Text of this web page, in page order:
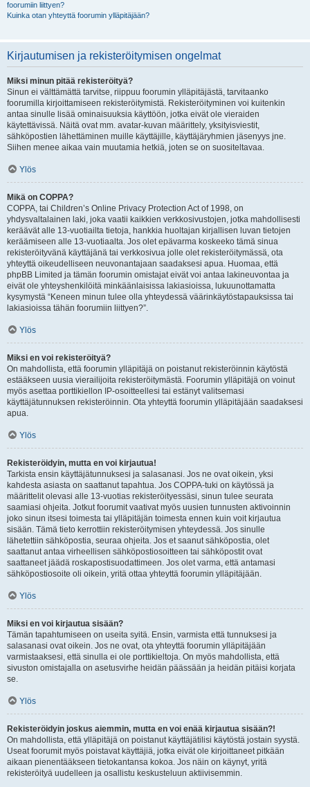
foorumiin liittyen?
Kuinka otan yhteyttä foorumin ylläpitäjään?
Kirjautumisen ja rekisteröitymisen ongelmat
Miksi minun pitää rekisteröityä?
Sinun ei välttämättä tarvitse, riippuu foorumin ylläpitäjästä, tarvitaanko
foorumilla kirjoittamiseen rekisteröitymistä. Rekisteröityminen voi kuitenkin
antaa sinulle lisää ominaisuuksia käyttöön, jotka eivät ole vieraiden
käytettävissä. Näitä ovat mm. avatar-kuvan määrittely, yksityisviestit,
sähköpostien lähettäminen muille käyttäjille, käyttäjäryhmien jäsenyys jne.
Siihen menee aikaa vain muutamia hetkiä, joten se on suositeltavaa.
Ylös
Mikä on COPPA?
COPPA, tai Children’s Online Privacy Protection Act of 1998, on
yhdysvaltalainen laki, joka vaatii kaikkien verkkosivustojen, jotka mahdollisesti
keräävät alle 13-vuotiailta tietoja, hankkia huoltajan kirjallisen luvan tietojen
keräämiseen alle 13-vuotiaalta. Jos olet epävarma koskeeko tämä sinua
rekisteröityvänä käyttäjänä tai verkkosivua jolle olet rekisteröitymässä, ota
yhteyttä oikeudelliseen neuvonantajaan saadaksesi apua. Huomaa, että
phpBB Limited ja tämän foorumin omistajat eivät voi antaa lakineuvontaa ja
eivät ole yhteyshenkilöitä minkäänlaisissa lakiasioissa, lukuunottamatta
kysymystä “Keneen minun tulee olla yhteydessä väärinkäytöstapauksissa tai
lakiasioissa tähän foorumiin liittyen?”.
Ylös
Miksi en voi rekisteröityä?
On mahdollista, että foorumin ylläpitäjä on poistanut rekisteröinnin käytöstä
estääkseen uusia vierailijoita rekisteröitymästä. Foorumin ylläpitäjä on voinut
myös asettaa porttikiellon IP-osoitteellesi tai estänyt valitsemasi
käyttäjätunnuksen rekisteröinnin. Ota yhteyttä foorumin ylläpitäjään saadaksesi
apua.
Ylös
Rekisteröidyin, mutta en voi kirjautua!
Tarkista ensin käyttäjätunnuksesi ja salasanasi. Jos ne ovat oikein, yksi
kahdesta asiasta on saattanut tapahtua. Jos COPPA-tuki on käytössä ja
määrittelit olevasi alle 13-vuotias rekisteröityessäsi, sinun tulee seurata
saamiasi ohjeita. Jotkut foorumit vaativat myös uusien tunnusten aktivoinnin
joko sinun itsesi toimesta tai ylläpitäjän toimesta ennen kuin voit kirjautua
sisään. Tämä tieto kerrottiin rekisteröitymisen yhteydessä. Jos sinulle
lähetettiin sähköpostia, seuraa ohjeita. Jos et saanut sähköpostia, olet
saattanut antaa virheellisen sähköpostiosoitteen tai sähköpostit ovat
saattaneet jäädä roskapostisuodattimeen. Jos olet varma, että antamasi
sähköpostiosoite oli oikein, yritä ottaa yhteyttä foorumin ylläpitäjään.
Ylös
Miksi en voi kirjautua sisään?
Tämän tapahtumiseen on useita syitä. Ensin, varmista että tunnuksesi ja
salasanasi ovat oikein. Jos ne ovat, ota yhteyttä foorumin ylläpitäjään
varmistaaksesi, että sinulla ei ole porttikieltoja. On myös mahdollista, että
sivuston omistajalla on asetusvirhe heidän päässään ja heidän pitäisi korjata
se.
Ylös
Rekisteröidyin joskus aiemmin, mutta en voi enää kirjautua sisään?!
On mahdollista, että ylläpitäjä on poistanut käyttäjätilisi käytöstä jostain syystä.
Useat foorumit myös poistavat käyttäjiä, jotka eivät ole kirjoittaneet pitkään
aikaan pienentääkseen tietokantansa kokoa. Jos näin on käynyt, yritä
rekisteröityä uudelleen ja osallistu keskusteluun aktiivisemmin.